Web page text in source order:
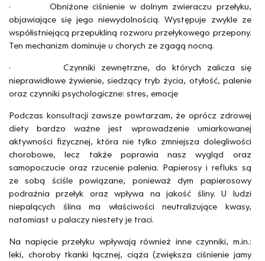
· Obniżone ciśnienie w dolnym zwieraczu przełyku,
objawiające się jego niewydolnością. Występuje zwykle ze
współistniejącą przepukliną rozworu przełykowego przepony.
Ten mechanizm dominuje u chorych ze zgagą nocną.
· Czynniki zewnętrzne, do których zalicza się
nieprawidłowe żywienie, siedzący tryb życia, otyłość, palenie
oraz czynniki psychologiczne: stres, emocje
Podczas konsultacji zawsze powtarzam, że oprócz zdrowej
diety bardzo ważne jest wprowadzenie umiarkowanej
aktywności fizycznej, która nie tylko zmniejsza dolegliwości
chorobowe, lecz także poprawia nasz wygląd oraz
samopoczucie oraz rzucenie palenia. Papierosy i refluks są
ze sobą ściśle powiązane, ponieważ dym papierosowy
podrażnia przełyk oraz wpływa na jakość śliny. U ludzi
niepalących ślina ma właściwości neutralizujące kwasy,
natomiast u palaczy niestety je traci.
Na napięcie przełyku wpływają również inne czynniki, m.in.:
leki, choroby tkanki łącznej, ciąża (zwiększa ciśnienie jamy